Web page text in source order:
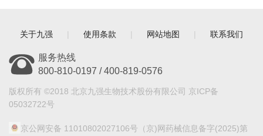
关于九强 | 使用条款 | 网站地图 | 联系我们
服务热线
800-810-0197 / 400-819-0576
版权所有 ©2018 北京九强生物技术股份有限公司 京ICP备
05032722号
京公网安备 11010802027106号 （京)网药械信息备字(2025)第